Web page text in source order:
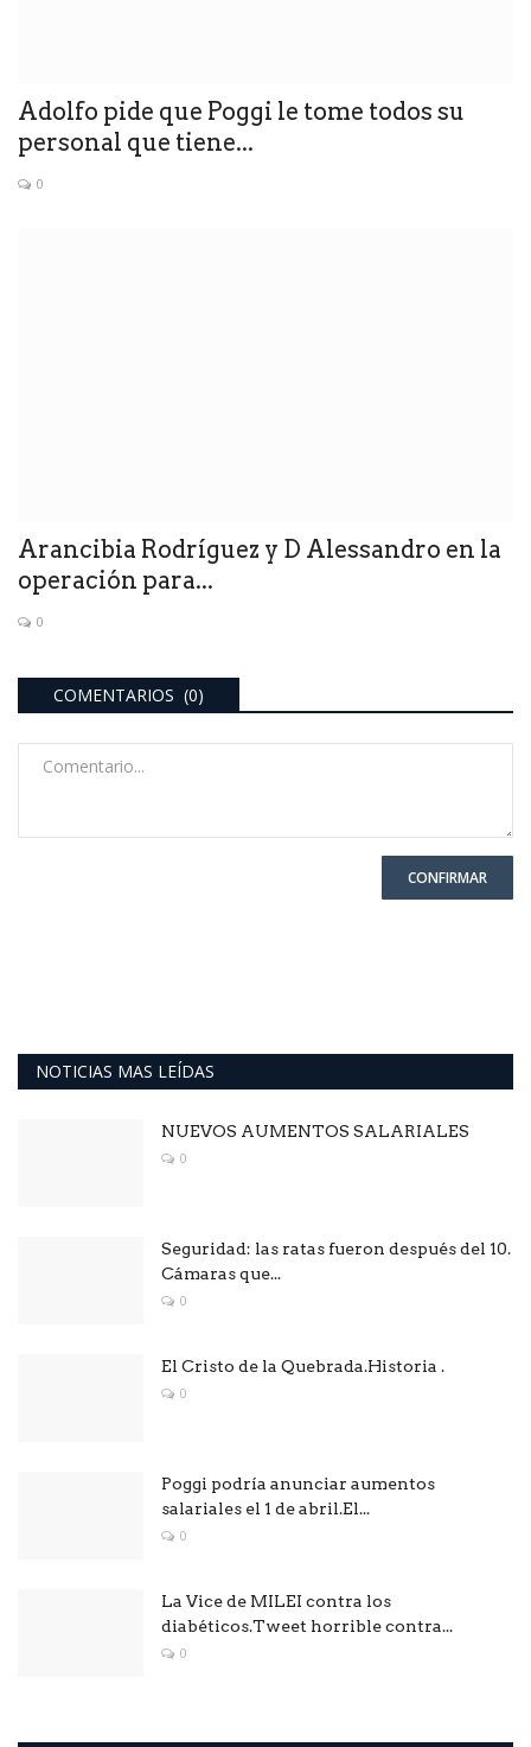
Adolfo pide que Poggi le tome todos su
personal que tiene...
0
Arancibia Rodríguez y D Alessandro en la
operación para...
0
COMENTARIOS (0)
CONFIRMAR
NOTICIAS MAS LEÍDAS
NUEVOS AUMENTOS SALARIALES
0
Seguridad: las ratas fueron después del 10.
Cámaras que...
0
El Cristo de la Quebrada.Historia .
0
Poggi podría anunciar aumentos
salariales el 1 de abril.El...
0
La Vice de MILEI contra los
diabéticos.Tweet horrible contra...
0